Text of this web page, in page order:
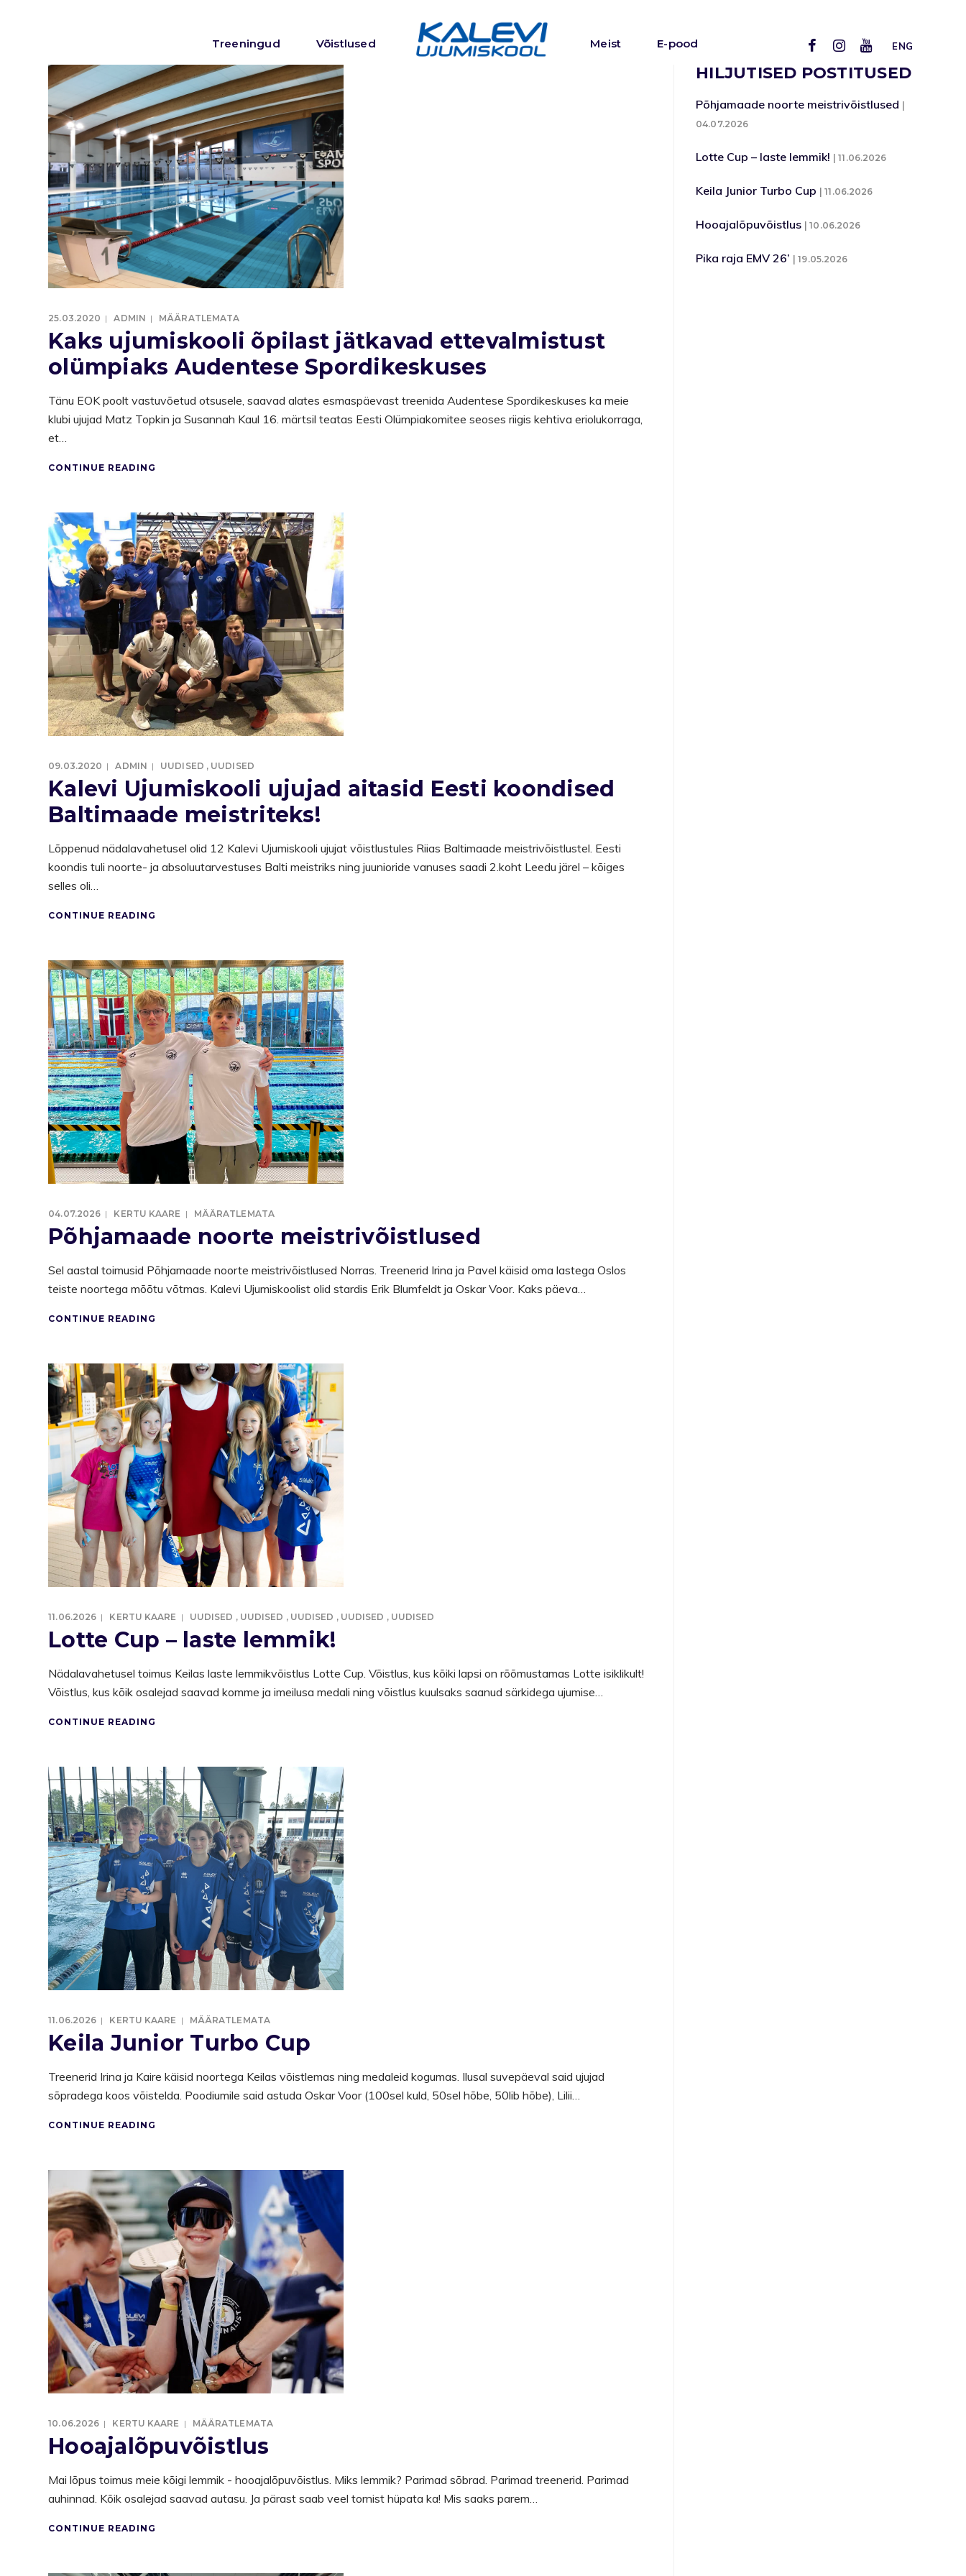
ENG
Treeningud Võistlused Meist E-pood
25.03.2020 ADMIN MÄÄRATLEMATA
Kaks ujumiskooli õpilast jätkavad ettevalmistust
olümpiaks Audentese Spordikeskuses
Tänu EOK poolt vastuvõetud otsusele, saavad alates esmaspäevast treenida Audentese Spordikeskuses ka meie
klubi ujujad Matz Topkin ja Susannah Kaul 16. märtsil teatas Eesti Olümpiakomitee seoses riigis kehtiva eriolukorraga,
et…
CONTINUE READING
09.03.2020 ADMIN UUDISED , UUDISED
Kalevi Ujumiskooli ujujad aitasid Eesti koondised
Baltimaade meistriteks!
Lõppenud nädalavahetusel olid 12 Kalevi Ujumiskooli ujujat võistlustules Riias Baltimaade meistrivõistlustel. Eesti
koondis tuli noorte- ja absoluutarvestuses Balti meistriks ning juunioride vanuses saadi 2.koht Leedu järel – kõiges
selles oli…
CONTINUE READING
04.07.2026 KERTU KAARE MÄÄRATLEMATA
Põhjamaade noorte meistrivõistlused
Sel aastal toimusid Põhjamaade noorte meistrivõistlused Norras. Treenerid Irina ja Pavel käisid oma lastega Oslos
teiste noortega mõõtu võtmas. Kalevi Ujumiskoolist olid stardis Erik Blumfeldt ja Oskar Voor. Kaks päeva…
CONTINUE READING
11.06.2026 KERTU KAARE UUDISED , UUDISED , UUDISED , UUDISED , UUDISED
Lotte Cup – laste lemmik!
Nädalavahetusel toimus Keilas laste lemmikvõistlus Lotte Cup. Võistlus, kus kõiki lapsi on rõõmustamas Lotte isiklikult!
Võistlus, kus kõik osalejad saavad komme ja imeilusa medali ning võistlus kuulsaks saanud särkidega ujumise…
CONTINUE READING
11.06.2026 KERTU KAARE MÄÄRATLEMATA
Keila Junior Turbo Cup
Treenerid Irina ja Kaire käisid noortega Keilas võistlemas ning medaleid kogumas. Ilusal suvepäeval said ujujad
sõpradega koos võistelda. Poodiumile said astuda Oskar Voor (100sel kuld, 50sel hõbe, 50lib hõbe), Lilii…
CONTINUE READING
10.06.2026 KERTU KAARE MÄÄRATLEMATA
Hooajalõpuvõistlus
Mai lõpus toimus meie kõigi lemmik - hooajalõpuvõistlus. Miks lemmik? Parimad sõbrad. Parimad treenerid. Parimad
auhinnad. Kõik osalejad saavad autasu. Ja pärast saab veel tornist hüpata ka! Mis saaks parem…
CONTINUE READING
HILJUTISED POSTITUSED
Põhjamaade noorte meistrivõistlused
04.07.2026
Lotte Cup – laste lemmik! 11.06.2026
Keila Junior Turbo Cup 11.06.2026
Hooajalõpuvõistlus 10.06.2026
Pika raja EMV 26’ 19.05.2026